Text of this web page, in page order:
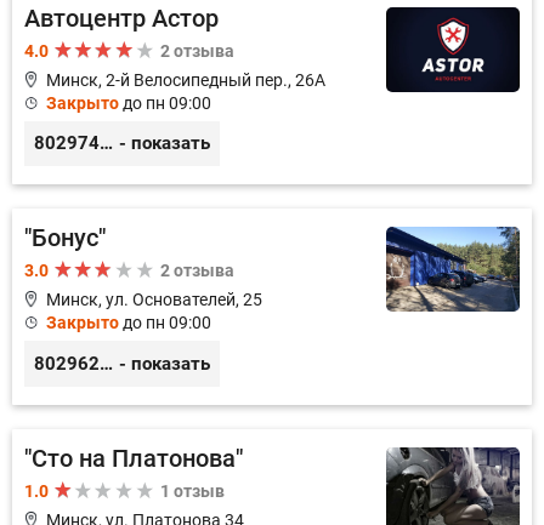
Автоцентр Астор
4.0
2 отзыва
Минск, 2-й Велосипедный пер., 26А
Закрыто до пн 09:00
80297417788 - показать
"Бонус"
3.0
2 отзыва
Минск, ул. Основателей, 25
Закрытодо пн 09:00
80296238800 - показать
"Сто на Платонова"
1.0
1 отзыв
Минск, ул. Платонова 34